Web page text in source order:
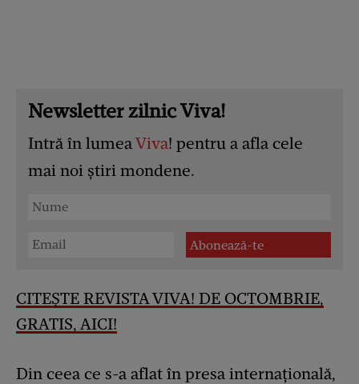
Newsletter zilnic Viva!
Intră în lumeaViva! pentru a afla cele
mai noi știri mondene.
CITEȘTE REVISTA VIVA! DE OCTOMBRIE,
GRATIS, AICI!
Din ceea ce s-a aflat în presa internațională,